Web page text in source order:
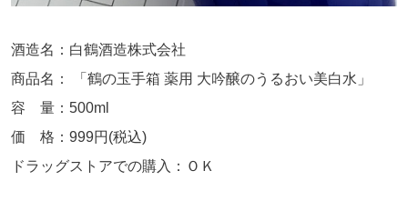
酒造名：白鶴酒造株式会社
商品名： 「鶴の玉手箱 薬用 大吟醸のうるおい美白水」
容 量：500ml
価 格：999円(税込)
ドラッグストアでの購入：ＯＫ